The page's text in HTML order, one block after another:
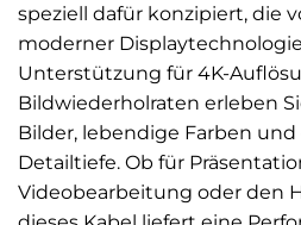
speziell dafür konzipiert, die
moderner
Unterstützung für 4K-
Bildwiederholraten erleben
Bilder, lebendige Farben
Detailtiefe. Ob für
Videobearbeitung oder den